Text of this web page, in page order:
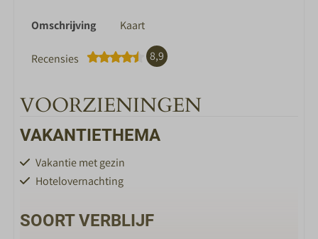
Omschrijving Kaart
Recensies 8,9
VOORZIENINGEN
VAKANTIETHEMA
Vakantie met gezin
Hotelovernachting
SOORT VERBLIJF